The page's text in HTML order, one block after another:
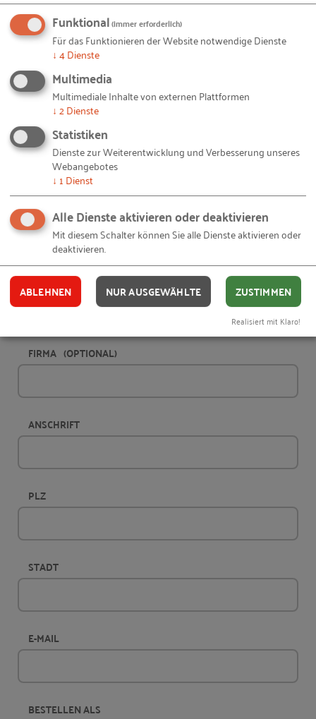
Das RKW Magazin wird zukünftig nur noch als digitales
Magazin erscheinen. Bitte nutzen Sie diesen Service und
abonnieren Sie das neue digitale RKW Magazin hier
Ihre Daten
ANREDE
VORNAME
NACHNAME
FIRMA (OPTIONAL)
ANSCHRIFT
PLZ
STADT
E-MAIL
BESTELLEN ALS
Funktional(immer erforderlich)
Für das Funktionieren der Website notwendige Dienste
↓ 4Dienste
Multimedia
Multimediale Inhalte von externen Plattformen
↓ 2Dienste
Statistiken
Dienste zur Weiterentwicklung und Verbesserung unseres
Webangebotes
↓ 1 Dienst
Alle Dienste aktivieren oder deaktivieren
Mit diesem Schalter können Sie alle Dienste aktivieren oder
deaktivieren.
ABLEHNEN NUR AUSGEWÄHLTE ZUSTIMMEN
Realisiert mit Klaro!